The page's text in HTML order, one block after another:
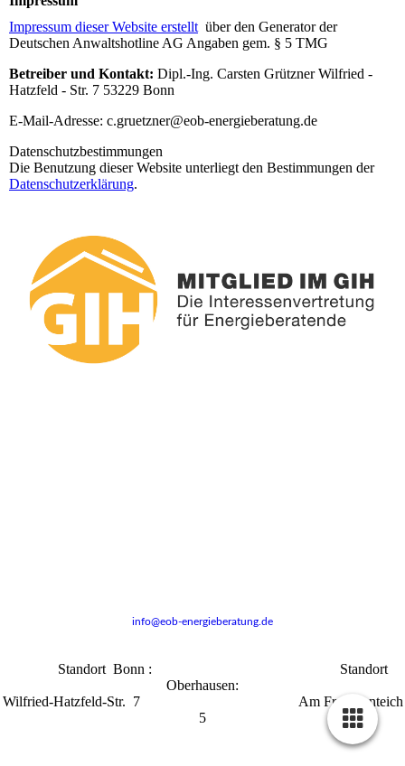
Impressum dieser Website erstellt über den Generator der
Deutschen Anwaltshotline AG Angaben gem. § 5 TMG
Betreiber und Kontakt: Dipl.-Ing. Carsten Grützner Wilfried -
Hatzfeld - Str. 7 53229 Bonn
E-Mail-Adresse: c.gruetzner@eob-energieberatung.de
Datenschutzbestimmungen
Die Benutzung dieser Website unterliegt den Bestimmungen der
Datenschutzerklärung.
info@eob-energieberatung.de
Standort Bonn : Standort
Oberhausen:
Wilfried-Hatzfeld-Str. 7 Am Froschenteich
5